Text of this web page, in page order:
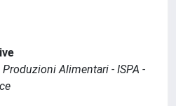
Alimentari - ISPA -